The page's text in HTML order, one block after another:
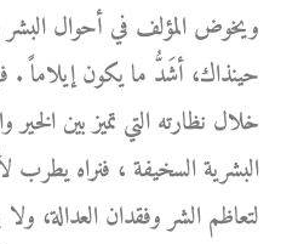
ويخوض المؤلف في أحوال البشر
حينذاك، أشَدُّ ما يكون إيلاماً .
خلال نظارته التي تميز بين الخير
البشرية السخيفة ، فنراه يطرب
لتعاظم الشر وفقدان العدالة،